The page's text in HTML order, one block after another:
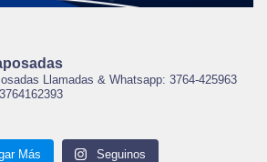
Llamadas & Whatsapp: 3764-425963
Más Seguinos